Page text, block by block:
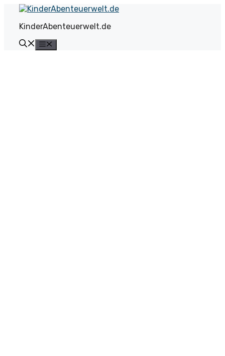
Zum
springen
KinderAbenteuerwelt.de